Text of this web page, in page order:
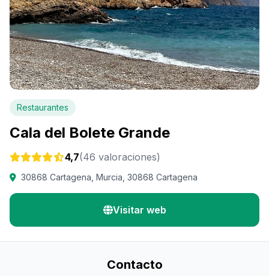
Restaurantes
Cala del Bolete Grande
4,7(46 valoraciones)
30868 Cartagena, Murcia, 30868 Cartagena
Visitar web
Contacto